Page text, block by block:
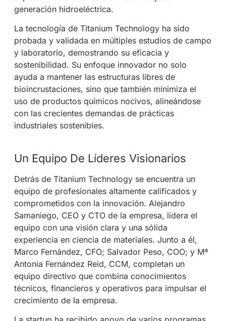
generación hidroeléctrica.
La tecnología de Titanium Technology ha sido
probada y validada en múltiples estudios de campo
y laboratorio, demostrando su eficacia y
sostenibilidad. Su enfoque innovador no solo
ayuda a mantener las estructuras libres de
bioincrustaciones, sino que también minimiza el
uso de productos químicos nocivos, alineándose
con las crecientes demandas de prácticas
industriales sostenibles.
Un Equipo De Líderes Visionarios
Detrás de Titanium Technology se encuentra un
equipo de profesionales altamente calificados y
comprometidos con la innovación. Alejandro
Samaniego, CEO y CTO de la empresa, lidera el
equipo con una visión clara y una sólida
experiencia en ciencia de materiales. Junto a él,
Marco Fernández, CFO; Salvador Peso, COO; y Mª
Antonia Fernández Reid, CCM, completan un
equipo directivo que combina conocimientos
técnicos, financieros y operativos para impulsar el
crecimiento de la empresa.